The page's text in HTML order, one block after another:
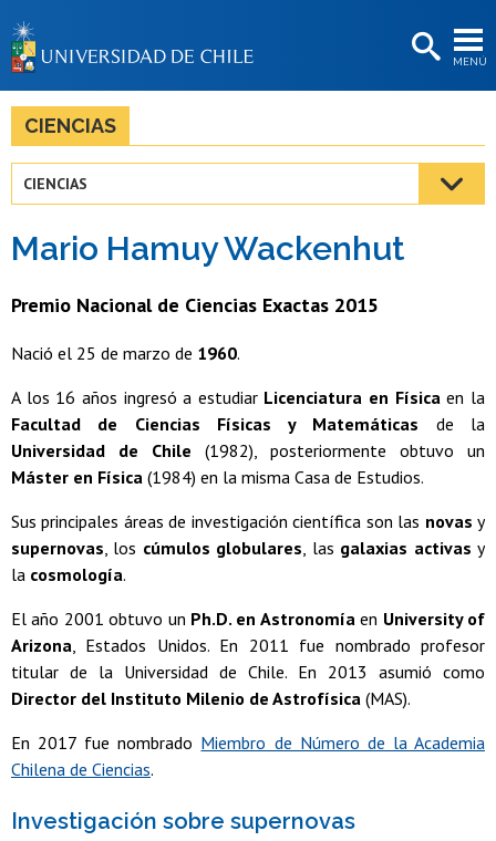
MENÚ
BIBLIOTECAS
Estudiantes
Académicas/os
Funcionarias/os
CIENCIAS
CIENCIAS
Mario Hamuy Wackenhut
Premio Nacional de Ciencias Exactas 2015
Nació el 25 de marzo de 1960.
A los 16 años ingresó a estudiar Licenciatura en Físicaen la
Facultad de Ciencias Físicas y Matemáticas de la
Universidad de Chile (1982), posteriormente obtuvo un
Máster en Física (1984) en la misma Casa de Estudios.
Sus principales áreas de investigación científica son las novas y
supernovas, los cúmulos globulares, las galaxias activas y
la cosmología.
El año 2001 obtuvo un Ph.D. en Astronomíaen University of
Arizona, Estados Unidos. En 2011 fue nombrado profesor
titular de la Universidad de Chile. En 2013 asumió como
Director del Instituto Milenio de Astrofísica (MAS).
En 2017 fue nombrado Miembro de Número de la Academia
Chilena de Ciencias.
Investigación sobre supernovas